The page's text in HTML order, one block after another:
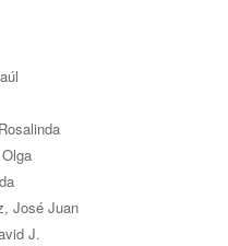
José Juan
J.